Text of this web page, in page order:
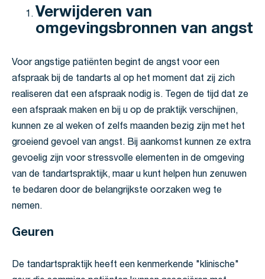
Verwijderen van
omgevingsbronnen van angst
Voor angstige patiënten begint de angst voor een
afspraak bij de tandarts al op het moment dat zij zich
realiseren dat een afspraak nodig is. Tegen de tijd dat ze
een afspraak maken en bij u op de praktijk verschijnen,
kunnen ze al weken of zelfs maanden bezig zijn met het
groeiend gevoel van angst. Bij aankomst kunnen ze extra
gevoelig zijn voor stressvolle elementen in de omgeving
van de tandartspraktijk, maar u kunt helpen hun zenuwen
te bedaren door de belangrijkste oorzaken weg te
nemen.
Geuren
De tandartspraktijk heeft een kenmerkende "klinische"